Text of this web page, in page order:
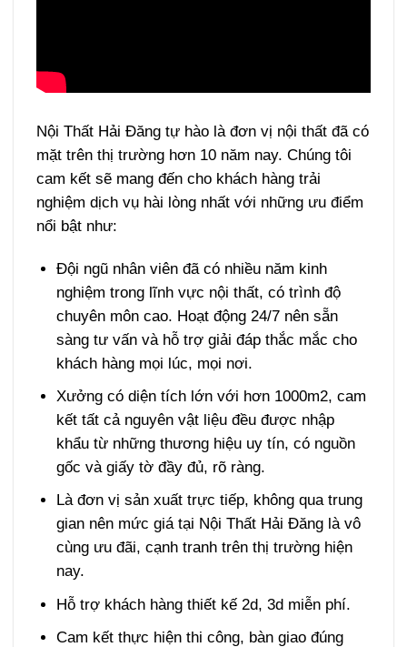
Nội Thất Hải Đăng tự hào là đơn vị nội thất đã có
mặt trên thị trường hơn 10 năm nay. Chúng tôi
cam kết sẽ mang đến cho khách hàng trải
nghiệm dịch vụ hài lòng nhất với những ưu điểm
nổi bật như:
Đội ngũ nhân viên đã có nhiều năm kinh
nghiệm trong lĩnh vực nội thất, có trình độ
chuyên môn cao. Hoạt động 24/7 nên sẵn
sàng tư vấn và hỗ trợ giải đáp thắc mắc cho
khách hàng mọi lúc, mọi nơi.
Xưởng có diện tích lớn với hơn 1000m2, cam
kết tất cả nguyên vật liệu đều được nhập
khẩu từ những thương hiệu uy tín, có nguồn
gốc và giấy tờ đầy đủ, rõ ràng.
Là đơn vị sản xuất trực tiếp, không qua trung
gian nên mức giá tại Nội Thất Hải Đăng là vô
cùng ưu đãi, cạnh tranh trên thị trường hiện
nay.
Hỗ trợ khách hàng thiết kế 2d, 3d miễn phí.
Cam kết thực hiện thi công, bàn giao đúng